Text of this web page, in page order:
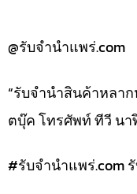
@รับจำนำแพร่.com
“รับจำนำสินค้าหลา
ตบุ๊ค โทรศัพท์ ทีวี นา
#รับจํานําแพร่.com